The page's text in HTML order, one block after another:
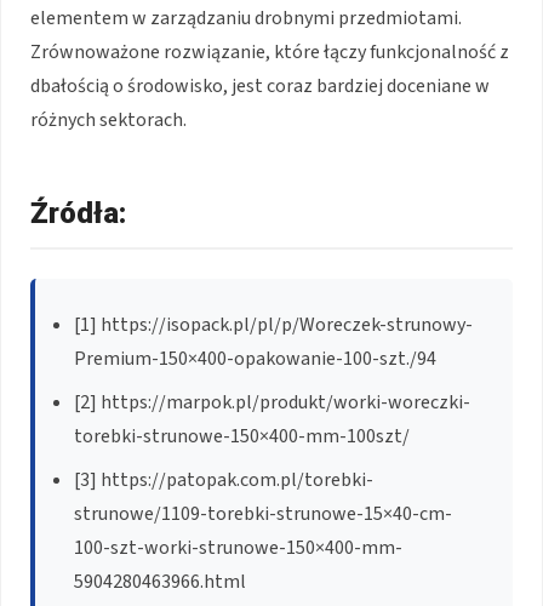
elementem w zarządzaniu drobnymi przedmiotami.
Zrównoważone rozwiązanie, które łączy funkcjonalność z
dbałością o środowisko, jest coraz bardziej doceniane w
różnych sektorach.
Źródła:
[1] https://isopack.pl/pl/p/Woreczek-strunowy-
Premium-150×400-opakowanie-100-szt./94
[2] https://marpok.pl/produkt/worki-woreczki-
torebki-strunowe-150×400-mm-100szt/
[3] https://patopak.com.pl/torebki-
strunowe/1109-torebki-strunowe-15×40-cm-
100-szt-worki-strunowe-150×400-mm-
5904280463966.html